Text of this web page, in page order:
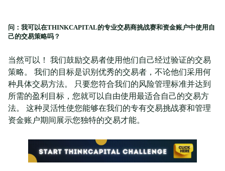
问：我可以在THINKCAPITAL的专业交易商挑战赛和资金账户中使用自
己的交易策略吗？
当然可以！ 我们鼓励交易者使用他们自己经过验证的交易
策略。 我们的目标是识别优秀的交易者，不论他们采用何
种具体交易方法。 只要您符合我们的风险管理标准并达到
所需的盈利目标，您就可以自由使用最适合自己的交易方
法。 这种灵活性使您能够在我们的专有交易挑战赛和管理
资金账户期间展示您独特的交易才能。